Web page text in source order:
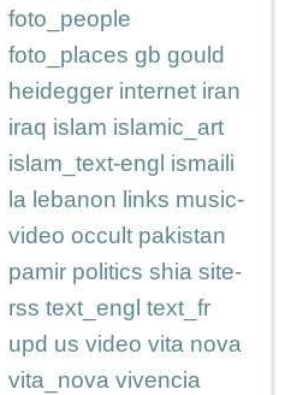
foto_people
foto_places gb gould
heidegger internet iran
iraq islam islamic_art
islam_text-engl ismaili
la lebanon links music-
video occult pakistan
pamir politics shia site-
rss text_engl text_fr
upd us video vita nova
vita_nova vivencia